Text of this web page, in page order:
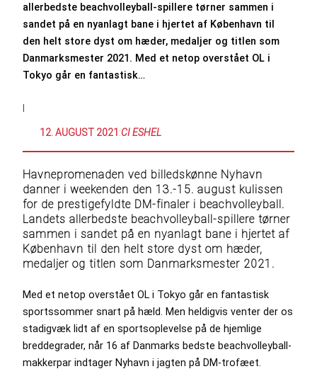
allerbedste beachvolleyball-spillere tørner sammen i
sandet på en nyanlagt bane i hjertet af København til
den helt store dyst om hæder, medaljer og titlen som
Danmarksmester 2021. Med et netop overstået OL i
Tokyo går en fantastisk…
|
12. AUGUST 2021 :CI ESHEL
Havnepromenaden ved billedskønne Nyhavn
danner i weekenden den 13.-15. august kulissen
for de prestigefyldte DM-finaler i beachvolleyball.
Landets allerbedste beachvolleyball-spillere tørner
sammen i sandet på en nyanlagt bane i hjertet af
København til den helt store dyst om hæder,
medaljer og titlen som Danmarksmester 2021.
Med et netop overstået OL i Tokyo går en fantastisk
sportssommer snart på hæld. Men heldigvis venter der os
stadigvæk lidt af en sportsoplevelse på de hjemlige
breddegrader, når 16 af Danmarks bedste beachvolleyball-
makkerpar indtager Nyhavn i jagten på DM-trofæet.